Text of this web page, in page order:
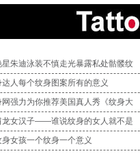
星朱迪泳装不慎走光暴露私处骷髅纹
人每个纹身图案所有的意义
网强力为你推荐美国真人秀《纹身大
龙女汉子——谁说纹身的女人就不是
身女孩一个纹身一个意义